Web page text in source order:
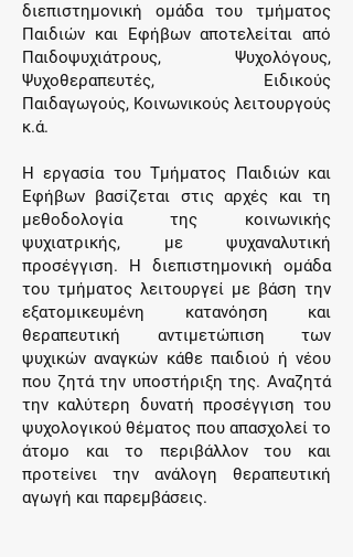
διεπιστημονική ομάδα του τμήματος
Παιδιών και Εφήβων αποτελείται από
Παιδοψυχιάτρους, Ψυχολόγους,
Ψυχοθεραπευτές, Ειδικούς
Παιδαγωγούς, Κοινωνικούς λειτουργούς
κ.ά.
Η εργασία του Τμήματος Παιδιών και
Εφήβων βασίζεται στις αρχές και τη
μεθοδολογία της κοινωνικής
ψυχιατρικής, με ψυχαναλυτική
προσέγγιση. Η διεπιστημονική ομάδα
του τμήματος λειτουργεί με βάση την
εξατομικευμένη κατανόηση και
θεραπευτική αντιμετώπιση των
ψυχικών αναγκών κάθε παιδιού ή νέου
που ζητά την υποστήριξη της. Αναζητά
την καλύτερη δυνατή προσέγγιση του
ψυχολογικού θέματος που απασχολεί το
άτομο και το περιβάλλον του και
προτείνει την ανάλογη θεραπευτική
αγωγή και παρεμβάσεις.